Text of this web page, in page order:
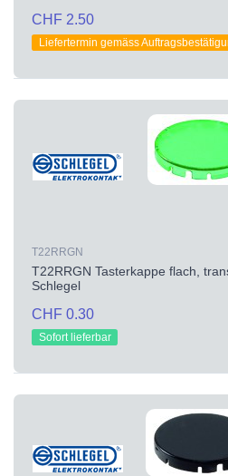
CHF 2.50
Liefertermin gemäss
T22RRGN
T22RRGN Tasterkappe flach,
Schlegel
CHF 0.30
Sofort lieferbar